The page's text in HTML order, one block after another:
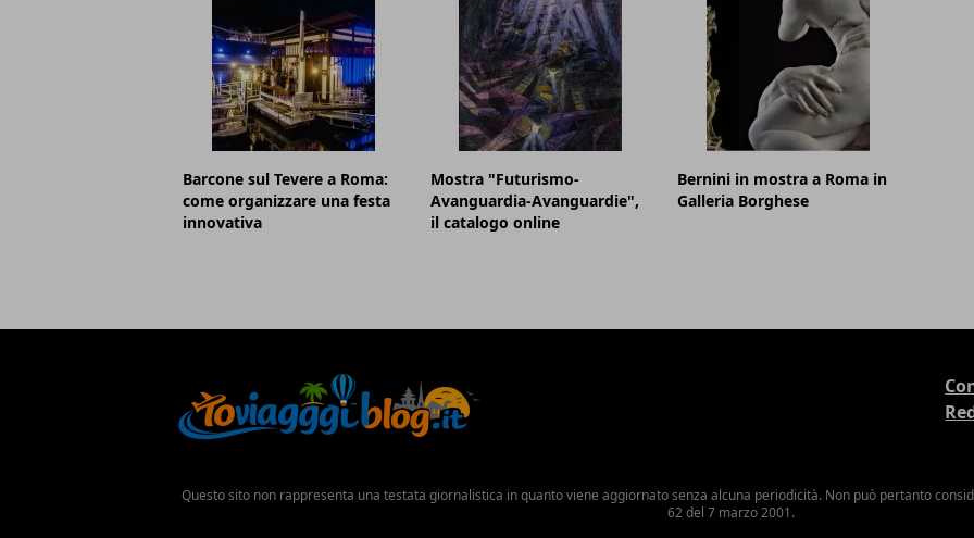
Barcone sul Tevere a Roma:
come organizzare una festa
innovativa
Mostra "Futurismo-
Avanguardia-Avanguardie",
il catalogo online
Bernini in mostra a Roma in
Galleria Borghese
Questo sito non rappresenta una testata giornalistica in quanto viene aggiornato senza alcuna periodicità. Non può pertanto
62 del 7 marzo 2001.